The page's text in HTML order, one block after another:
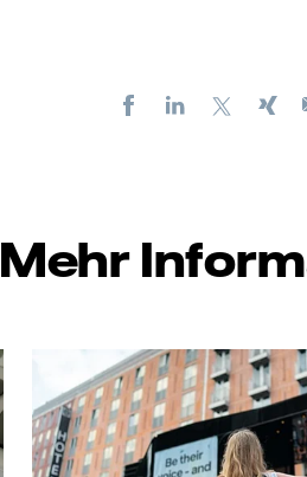
FacebookLinkedIn
Mehr